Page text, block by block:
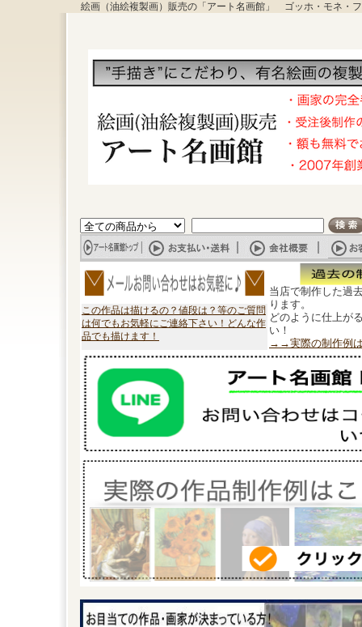
絵画（油絵複製画）販売の「アート名画館」 ゴッホ・モネ・
この作品は描けるの？値段は？等のご質問
は何でもお気軽にご連絡下さい！どんな作
品でも描けます！
当店で制作した過
ります。
どのように仕上が
い！
→→実際の制作例